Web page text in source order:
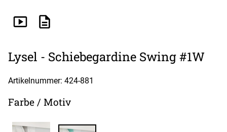
Lysel - Schiebegardine Swing #1W
Artikelnummer: 424-881
Farbe / Motiv